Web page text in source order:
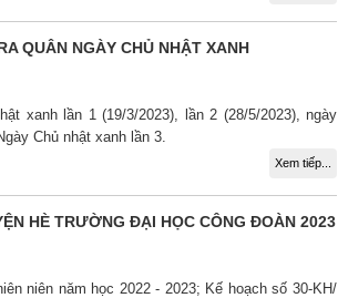
QUÂN NGÀY CHỦ NHẬT XANH
xanh lần 1 (19/3/2023), lần 2 (28/5/2023), ngày
Chủ nhật xanh lần 3.
Xem tiếp...
HÈ TRƯỜNG ĐẠI HỌC CÔNG ĐOÀN 2023
niên năm học 2022 - 2023; Kế hoạch số 30-KH/